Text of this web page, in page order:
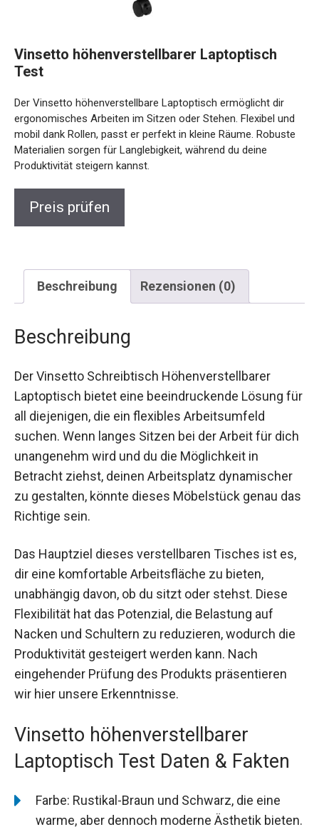
Vinsetto höhenverstellbarer Laptoptisch
Test
Der Vinsetto höhenverstellbare Laptoptisch ermöglicht dir
ergonomisches Arbeiten im Sitzen oder Stehen. Flexibel und
mobil dank Rollen, passt er perfekt in kleine Räume. Robuste
Materialien sorgen für Langlebigkeit, während du deine
Produktivität steigern kannst.
Preis prüfen
Beschreibung Rezensionen (0)
Beschreibung
Der Vinsetto Schreibtisch Höhenverstellbarer
Laptoptisch bietet eine beeindruckende Lösung für
all diejenigen, die ein flexibles Arbeitsumfeld
suchen. Wenn langes Sitzen bei der Arbeit für dich
unangenehm wird und du die Möglichkeit in
Betracht ziehst, deinen Arbeitsplatz dynamischer
zu gestalten, könnte dieses Möbelstück genau das
Richtige sein.
Das Hauptziel dieses verstellbaren Tisches ist es,
dir eine komfortable Arbeitsfläche zu bieten,
unabhängig davon, ob du sitzt oder stehst. Diese
Flexibilität hat das Potenzial, die Belastung auf
Nacken und Schultern zu reduzieren, wodurch die
Produktivität gesteigert werden kann. Nach
eingehender Prüfung des Produkts präsentieren
wir hier unsere Erkenntnisse.
Vinsetto höhenverstellbarer
Laptoptisch Test Daten & Fakten
Farbe: Rustikal-Braun und Schwarz, die eine
warme, aber dennoch moderne Ästhetik bieten.